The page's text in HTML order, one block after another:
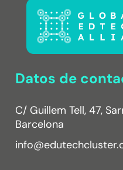
Datos de
C/ Guillem Tell, 47,
Barcelona